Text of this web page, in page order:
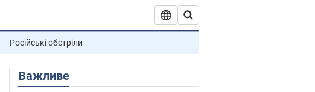
Російські обстріли
Важливе